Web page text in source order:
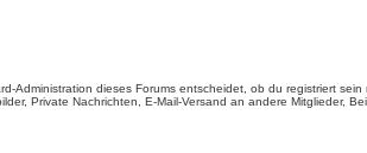
Administration dieses Forums entscheidet, ob du registriert
Private Nachrichten, E-Mail-Versand an andere Mitglieder,